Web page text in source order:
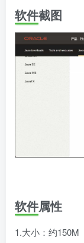
软件截图
软件属性
1.大小：约150M